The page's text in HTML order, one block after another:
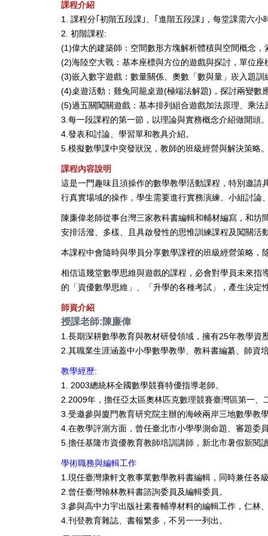
課程介紹
1. 課程分｢初階五段課｣、｢進階五段課｣，每堂課需六小
2. 初階課程:
(1)偉大的建築師：空間數形方塊解析體積與空間概念
(2)海陸空大戰：基本座標與方位的遊戲與探討，單位
(3)嵌入數字遊戲：數量關係、奧數「數與量」崁入題訓
(4)桌遊活動：雞兔同籠桌遊(極端法解題)，探討兩變數
(5)過五關闖關遊戲：基本排列組合遊戲加法原理、乘
3.每一段課程的第一節，以理論與實務概念介紹做開頭
4.發表和討論、學習單和教具介紹。
5.模擬數學課中突發狀況，教師的班級經營與解決策略
課程內容說明
這是一門趣味且須操作的數學教學活動課程，特別邀
行真實場域的操作，學生需要進行實務演練、小組討
陳廉偉老師從事台灣三家教科書編輯和輔材編寫，和
安排活潑、多樣、且具啟發性的思惟訓練課程及闖關
本課程中會隨時與學員分享數學課裡的班級經營策略
相信這幾堂數學思維與遊戲的課程，必會對學員未來
的「資優數學思維」、「升學的各種考試」，產生決定
師資介紹
授課老師:陳廉偉
1.長期深耕數學教育與教材研發領域，擁有25年教學資
2.其職業生涯涵蓋中小學數學教學、教科書編纂、師
教學經歷:
1. 2003總統杯全國數學競賽特優指導老師。
2.2009年，擔任亞太區奧林匹克數理競賽臺灣區第一、
3.受邀參與廈門教育研究院主辦的海峽兩岸三地數學教
4.在教學評測方面，曾任臺北市小學學測命題、審題委
5.擔任基隆市資優教育教師培訓講師，新北市暑假新閱
學術職務與編輯工作
1.現任臺灣康軒文教事業數學教科書編輯，同時兼任各
2.曾任臺灣翰林教科書諮詢委員及編輯委員。
3.參與高中力宇出版社素養輔導材料的編輯工作，仁林
4.刊登教育雜誌、書報繁多，不另一一列出。